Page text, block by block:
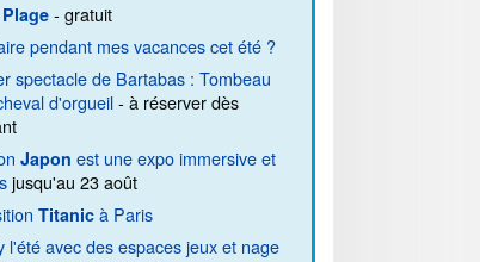
- gratuit
pendant mes vacances cet été ?
spectacle de Bartabas : Tombeau
d'orgueil- à réserver dès
Japon est une expo immersive et
jusqu'au 23 août
Titanic à Paris
l'été avec des espaces jeux et nage